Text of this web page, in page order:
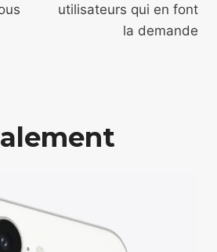
utilisateurs qui en font
la demande